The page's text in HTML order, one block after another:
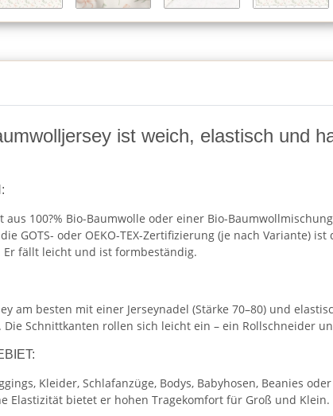
ist weich, elastisch und
aus 100?% Bio-Baumwolle oder einer Bio-
GOTS- oder OEKO-TEX-Zertifizierung (je nach Variante)
fällt leicht und ist formbeständig.
am besten mit einer Jerseynadel (Stärke 70–80) und
Die Schnittkanten rollen sich leicht ein – ein Rollschneider
Kleider, Schlafanzüge, Bodys, Babyhosen, Beanies
Elastizität bietet er hohen Tragekomfort für Groß und Klein.